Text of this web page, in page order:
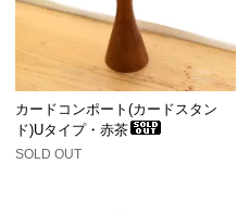
カードコンポート(カードスタン
ド)Uタイプ・赤茶
SOLD OUT